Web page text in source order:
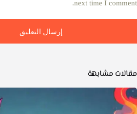
next time I comment.
إرسال التعليق
مقالات مشابهة